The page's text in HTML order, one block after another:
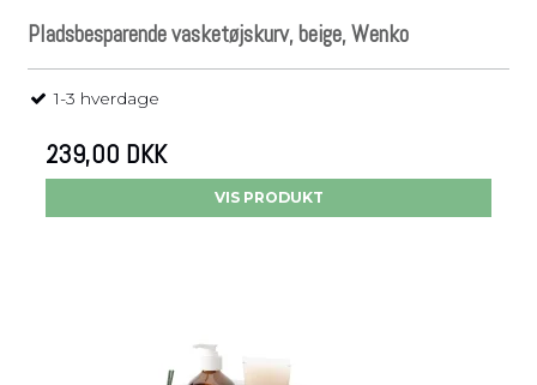
Pladsbesparende vasketøjskurv, beige, Wenko
1-3 hverdage
239,00 DKK
VIS PRODUKT